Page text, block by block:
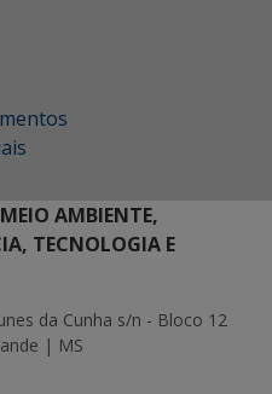
AMBIENTE,
TECNOLOGIA E
da Cunha s/n - Bloco 12
| MS